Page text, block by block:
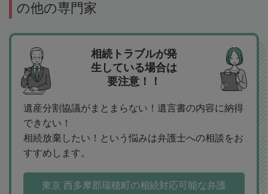
の他の専門家
相続トラブルが発
生している場合は
要注意！！
遺産分割協議がまとまらない！遺言書の内容に納得
できない！
相続放棄したい！という悩みは弁護士への相談をお
すすめします。
東京 西多摩郡瑞穂町の相続対応可能な弁護